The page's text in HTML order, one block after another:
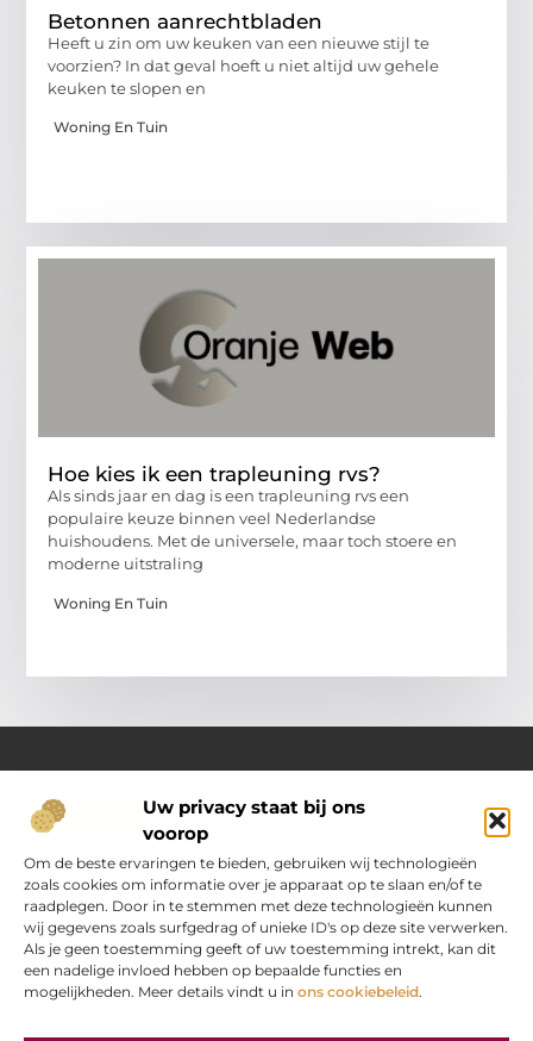
Uw privacy staat bij ons
voorop
Om de beste ervaringen te bieden, gebruiken wij technologieën
zoals cookies om informatie over je apparaat op te slaan en/of te
raadplegen. Door in te stemmen met deze technologieën kunnen
wij gegevens zoals surfgedrag of unieke ID's op deze site verwerken.
Als je geen toestemming geeft of uw toestemming intrekt, kan dit
een nadelige invloed hebben op bepaalde functies en
mogelijkheden. Meer details vindt u in ons cookiebeleid.
Betonnen aanrechtbladen
Heeft u zin om uw keuken van een nieuwe stijl te
voorzien? In dat geval hoeft u niet altijd uw gehele
keuken te slopen en
Woning En Tuin
Hoe kies ik een trapleuning rvs?
Als sinds jaar en dag is een trapleuning rvs een
populaire keuze binnen veel Nederlandse
huishoudens. Met de universele, maar toch stoere en
moderne uitstraling
Woning En Tuin
Over Oranje-web.nl
Dé plek voor praktische inzichten en dagelijkse inspiratie
Verken een gevarieerd aanbod aan artikelen en blogs
boordevol handige tips, slimme ideeën en verrassende
inzichten. Alles om jouw dagelijks leven nét wat eenvoudiger
en leuker te maken.
Main Links